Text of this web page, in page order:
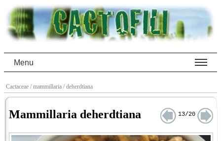
Menu
Cactaceae / mammillaria / deherdtiana
Mammillaria deherdtiana 13/20